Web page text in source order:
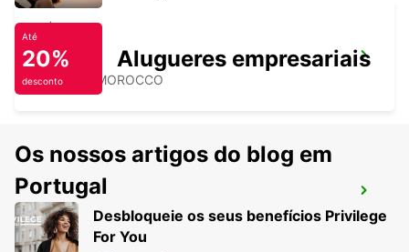
AGADIR
AGADIR - MOROCCO
AGADIR AL MASSIRA AEROPORTO
AGADIR - MOROCCO
Até
20%
desconto
Alugueres empresariais
Os nossos artigos do blog em
Portugal
Desbloqueie os seus benefícios Privilege
For You